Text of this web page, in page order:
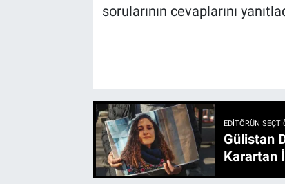
sorularının cevaplarını
EDITÖRÜN
Gülistan
Karartan